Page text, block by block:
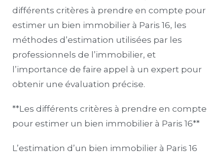
différents critères à prendre en compte pour
estimer un bien immobilier à Paris 16, les
méthodes d’estimation utilisées par les
professionnels de l’immobilier, et
l’importance de faire appel à un expert pour
obtenir une évaluation précise.
**Les différents critères à prendre en compte
pour estimer un bien immobilier à Paris 16**
L’estimation d’un bien immobilier à Paris 16